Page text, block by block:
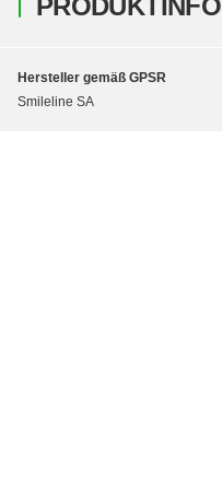
Hersteller gemäß GPSR
Smileline SA